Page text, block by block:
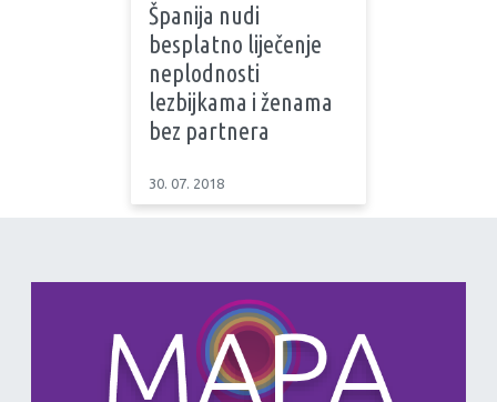
Španija nudi
besplatno liječenje
neplodnosti
lezbijkama i ženama
bez partnera
30. 07. 2018